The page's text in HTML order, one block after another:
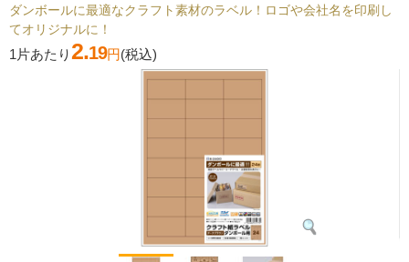
ダンボールに最適なクラフト素材のラベル！ロゴや会社名を印刷し
てオリジナルに！
1片あたり2.19円(税込)